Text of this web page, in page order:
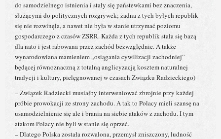
do samodzielnego istnienia i stały się państewkami bez znaczenia,
służącymi do politycznych rozgrywek; żadna z tych byłych republik
się nie rozwinęła, a nawet nie była w stanie utrzymać poziomu
gospodarczego z czasów ZSRR. Każda z tych republik stała się bazą
dla nato i jest rabowana przez zachód bezwzględnie. A także
wynarodowiana mamieniem „osiągania cywilizacji zachodniej”
będącej równoznaczną z totalną anglicyzacją kosztem naturalnej
tradycji i kultury, pielęgnowanej w czasach Związku Radzieckiego)
– Związek Radziecki musiałby interweniować zbrojnie przy każdej
próbie prowokacji ze strony zachodu. A tak to Polacy mieli szansę na
usamodzielnienie się ale i brania na siebie ataków z zachodu. I tym
atakom Polacy nie byli w stanie się oprzeć.
– Dlatego Polska została rozwalona, przemysł zniszczony, ludność